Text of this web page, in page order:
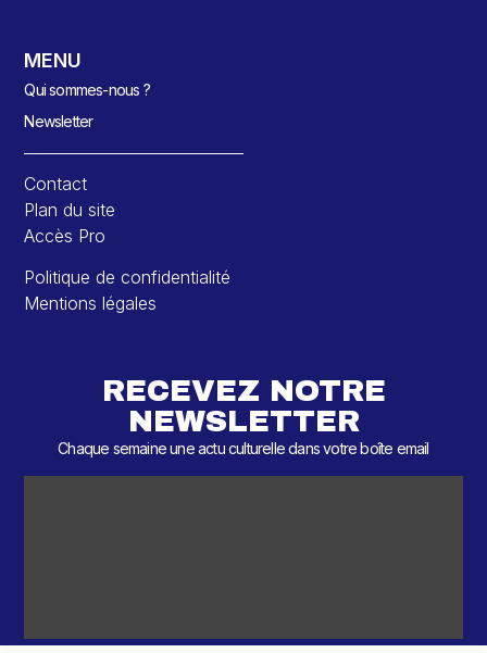
MENU
Qui sommes-nous ?
Newsletter
Contact
Plan du site
Accès Pro
Politique de confidentialité
Mentions légales
RECEVEZ NOTRE
NEWSLETTER
Chaque semaine une actu culturelle dans votre boîte email